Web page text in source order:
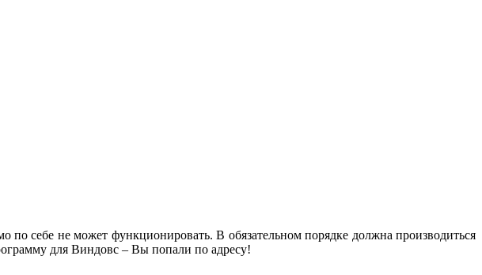
по себе не может функционировать. В обязательном порядке должна производиться
для Виндовс – Вы попали по адресу!